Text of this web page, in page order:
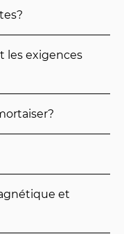
les exigences
et